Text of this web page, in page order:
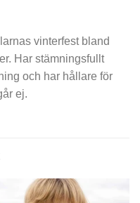
vinterfest bland
Har stämningsfullt
och har hållare för
ej.